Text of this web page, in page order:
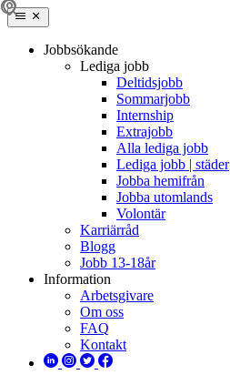
Jobbsökande
Lediga jobb
Deltidsjobb
Sommarjobb
Internship
Extrajobb
Alla lediga jobb
Lediga jobb | städer
Jobba hemifrån
Jobba utomlands
Volontär
Karriärråd
Blogg
Jobb 13-18år
Information
Arbetsgivare
Om oss
FAQ
Kontakt